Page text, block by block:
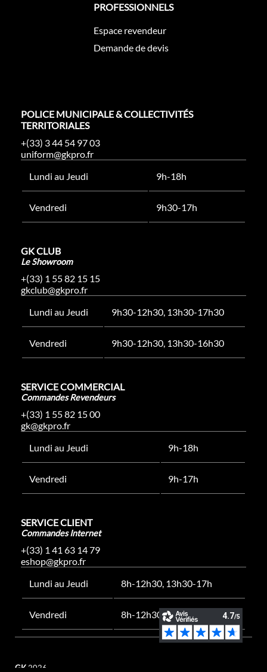
PROFESSIONNELS
Espace revendeur
Demande de devis
POLICE MUNICIPALE & COLLECTIVITÉS
TERRITORIALES
+(33) 3 44 54 97 03
uniform@gkpro.fr
Lundi au Jeudi
9h-18h
Vendredi 9h30-17h
GK CLUB
Le Showroom
+(33) 1 55 82 15 15
gkclub@gkpro.fr
Lundi au Jeudi
9h30-12h30, 13h30-17h30
Vendredi 9h30-12h30, 13h30-16h30
SERVICE COMMERCIAL
Commandes Revendeurs
+(33) 1 55 82 15 00
gk@gkpro.fr
Lundi au Jeudi
9h-18h
Vendredi 9h-17h
SERVICE CLIENT
Commandes Internet
+(33) 1 41 63 14 79
eshop@gkpro.fr
Lundi au Jeudi
8h-12h30, 13h30-17h
Vendredi 8h-12h30, 13h30-16h
GK 2026